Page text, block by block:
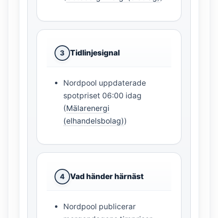
3 Tidlinjesignal
Nordpool uppdaterade
spotpriset 06:00 idag
(Mälarenergi
(elhandelsbolag))
4 Vad händer härnäst
Nordpool publicerar